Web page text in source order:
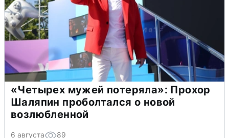
«Четырех мужей потеряла»: Прохор
Шаляпин проболтался о новой
возлюбленной
6 августа 89